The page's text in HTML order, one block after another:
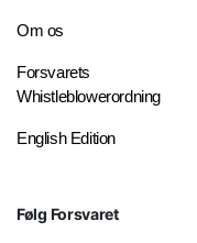
Om os
Forsvarets
Whistleblowerordning
English Edition
Følg Forsvaret